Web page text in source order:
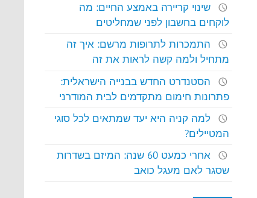
שינוי קריירה באמצע החיים: מה
לוקחים בחשבון לפני שמחליטים
התמכרות לתרופות מרשם: איך זה
מתחיל ולמה קשה לראות את זה
הסטנדרט החדש בבנייה הישראלית:
פתרונות חימום מתקדמים לבית המודרני
למה קניה היא יעד שמתאים לכל סוגי
המטיילים?
אחרי כמעט 60 שנה: המיזם בשדרות
שסגר לאם מעגל כואב